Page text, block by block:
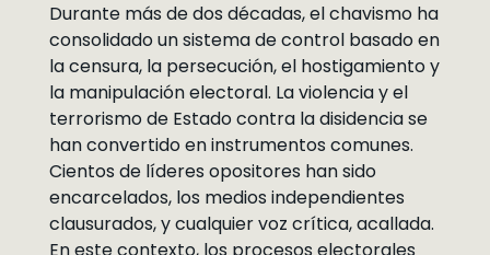
Durante más de dos décadas, el chavismo ha
consolidado un sistema de control basado en
la censura, la persecución, el hostigamiento y
la manipulación electoral. La violencia y el
terrorismo de Estado contra la disidencia se
han convertido en instrumentos comunes.
Cientos de líderes opositores han sido
encarcelados, los medios independientes
clausurados, y cualquier voz crítica, acallada.